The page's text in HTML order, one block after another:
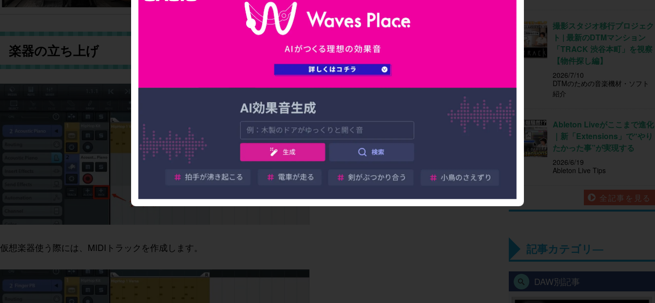
楽器の立ち上げ
仮想楽器使う際には、MIDIトラックを作成します。
撮影スタジオ移行プロジェク
ト | 最新のDTMマンション
「TRACK 渋谷本町」を視察
【物件探し編】
2026/7/10
DTMのための音楽機材・ソフト
紹介
Ableton Liveがここまで進化
｜新「Extensions」で“やり
たかった事”が実現する
2026/6/19
Ableton Live Tips
全記事を見る
記事カテゴリ―
DAW別記事